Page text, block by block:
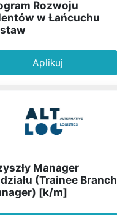
Rozwoju
w Łańcuchu
Aplikuj
Manager
(Trainee Branch
[k/m]